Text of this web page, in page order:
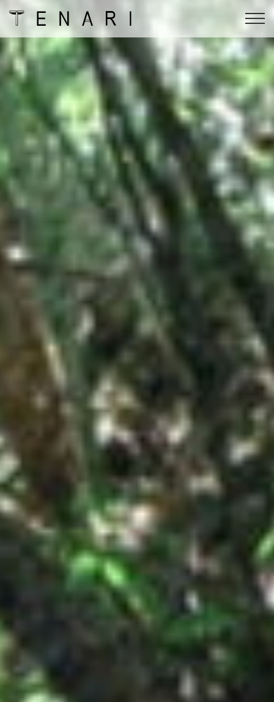
Skip
content
TENARIのメニュー
conditioning flow
ippon blade公認指導者資
格＆
TENARIセルフケア
オンラインスクール
ippon blade アクセス
インストラクター オンラインショップ
よくある質問
予約